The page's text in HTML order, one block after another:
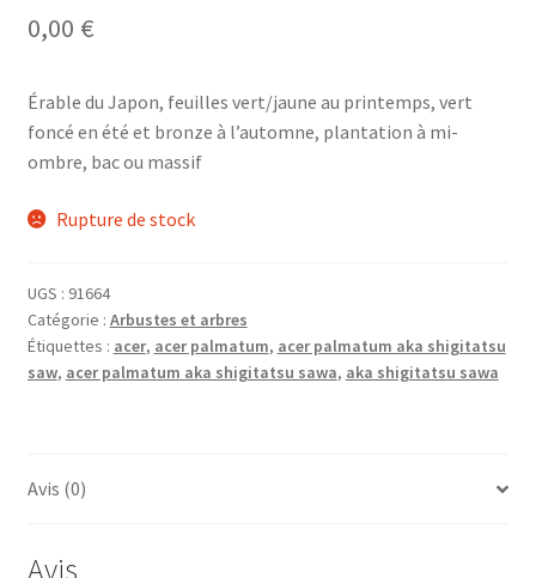
0,00 €
Érable du Japon, feuilles vert/jaune au printemps, vert
foncé en été et bronze à l’automne, plantation à mi-
ombre, bac ou massif
Rupture de stock
UGS : 91664
Catégorie : Arbustes et arbres
Étiquettes : acer, acer palmatum, acer palmatum aka shigitatsu
saw, acer palmatum aka shigitatsu sawa, aka shigitatsu sawa
Avis (0)
Avis